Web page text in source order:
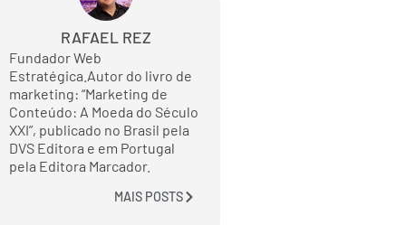
RAFAEL REZ
Fundador Web
Estratégica.Autor do livro de
marketing: “Marketing de
Conteúdo: A Moeda do Século
XXI”, publicado no Brasil pela
DVS Editora e em Portugal
pela Editora Marcador.
MAIS POSTS